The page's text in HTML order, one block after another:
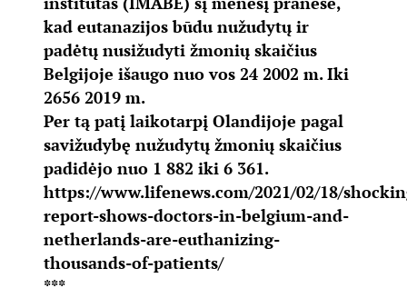
kad eutanazijos būdu nužudytų ir
padėtų nusižudyti žmonių skaičius
Belgijoje išaugo nuo vos 24 2002 m. Iki
2656 2019 m.
Per tą patį laikotarpį Olandijoje pagal
savižudybę nužudytų žmonių skaičius
padidėjo nuo 1 882 iki 6 361.
https://www.lifenews.com/2021/02/18/
report-shows-doctors-in-belgium-and-
netherlands-are-euthanizing-
thousands-of-patients/
***